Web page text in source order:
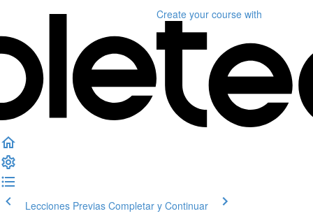
Create your course with
Lecciones Previas Completar y Continuar